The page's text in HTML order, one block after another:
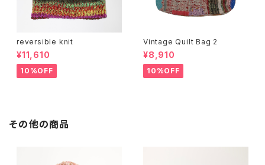
reversible knit
¥11,610
10%OFF
Vintage Quilt Bag 2
¥8,910
10%OFF
その他の商品